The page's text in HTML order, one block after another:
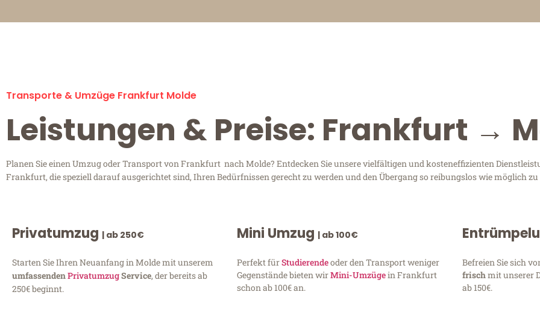
Transporte & Umzüge Frankfurt Molde
Leistungen & Preise: Frankfurt →
Planen Sie einen Umzug oder Transport von Frankfurt nach Molde? Entdecken Sie unsere vielfältigen und kosteneffizienten
Frankfurt, die speziell darauf ausgerichtet sind, Ihren Bedürfnissen gerecht zu werden und den Übergang so reibungslos wie möglich zu
Privatumzug | ab 250€
Starten Sie Ihren Neuanfang in Molde mit unserem
umfassendenPrivatumzugService, der bereits ab
250€ beginnt.
Mini Umzug | ab 100€
Perfekt fürStudierendeoder den Transport weniger
Gegenstände bieten wirMini-Umzügein Frankfurt
schon ab 100€ an.
Befreien Sie sich
frischmit unserer
ab 150€.